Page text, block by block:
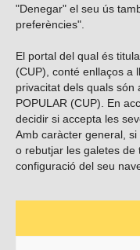
"Denegar" el seu ús
preferències".
El portal del qual és
(CUP), conté enllaços a
privacitat dels quals són
POPULAR (CUP). En
decidir si accepta les
Amb caràcter general,
o rebutjar les galetes de
configuració del seu
Vols
Carrer